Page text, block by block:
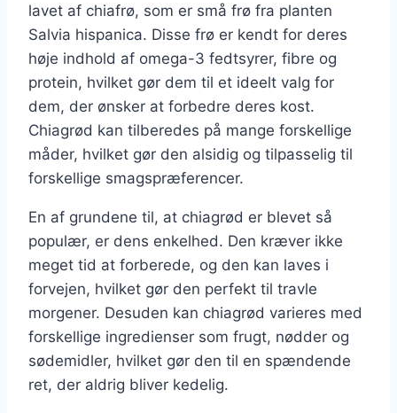
lavet af chiafrø, som er små frø fra planten
Salvia hispanica. Disse frø er kendt for deres
høje indhold af omega-3 fedtsyrer, fibre og
protein, hvilket gør dem til et ideelt valg for
dem, der ønsker at forbedre deres kost.
Chiagrød kan tilberedes på mange forskellige
måder, hvilket gør den alsidig og tilpasselig til
forskellige smagspræferencer.
En af grundene til, at chiagrød er blevet så
populær, er dens enkelhed. Den kræver ikke
meget tid at forberede, og den kan laves i
forvejen, hvilket gør den perfekt til travle
morgener. Desuden kan chiagrød varieres med
forskellige ingredienser som frugt, nødder og
sødemidler, hvilket gør den til en spændende
ret, der aldrig bliver kedelig.